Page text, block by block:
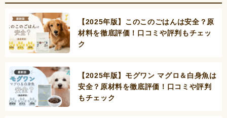
【2025年版】このこのごはんは安全？原
材料を徹底評価！口コミや評判もチェッ
ク
【2025年版】モグワン マグロ＆白身魚は
安全？原材料を徹底評価！口コミや評判
もチェック